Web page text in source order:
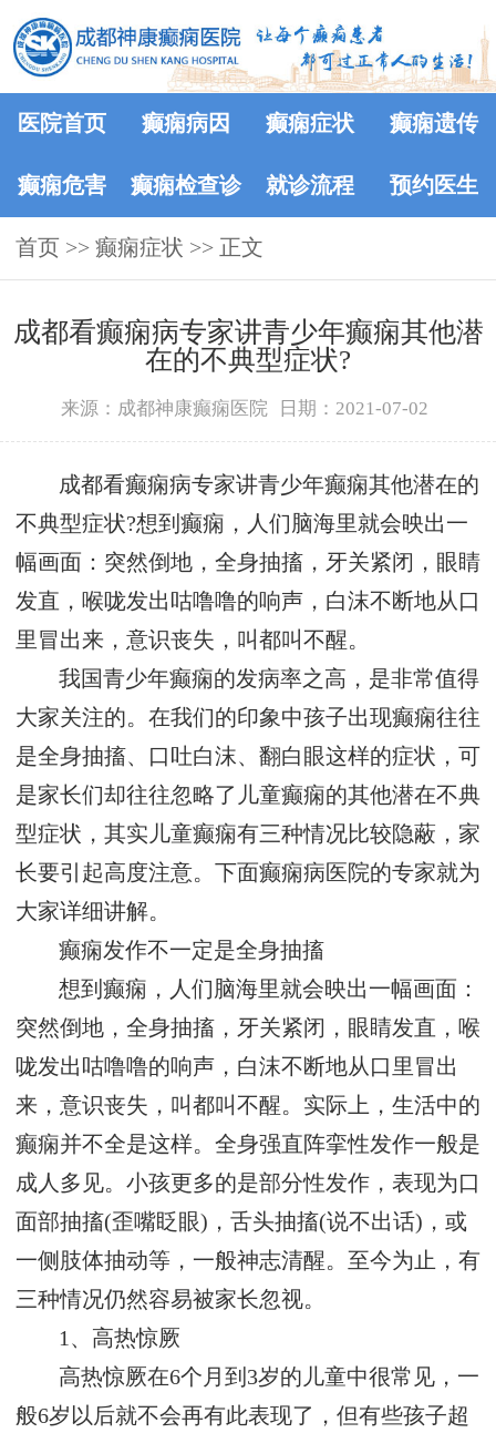
医院首页 癫痫病因 癫痫症状 癫痫遗传
癫痫危害 癫痫检查诊
断
就诊流程 预约医生
首页 >> 癫痫症状 >> 正文
成都看癫痫病专家讲青少年癫痫其他潜
在的不典型症状?
来源：成都神康癫痫医院 日期：2021-07-02
成都看癫痫病专家讲青少年癫痫其他潜在的
不典型症状?想到癫痫，人们脑海里就会映出一
幅画面：突然倒地，全身抽搐，牙关紧闭，眼睛
发直，喉咙发出咕噜噜的响声，白沫不断地从口
里冒出来，意识丧失，叫都叫不醒。
我国青少年癫痫的发病率之高，是非常值得
大家关注的。在我们的印象中孩子出现癫痫往往
是全身抽搐、口吐白沫、翻白眼这样的症状，可
是家长们却往往忽略了儿童癫痫的其他潜在不典
型症状，其实儿童癫痫有三种情况比较隐蔽，家
长要引起高度注意。下面癫痫病医院的专家就为
大家详细讲解。
癫痫发作不一定是全身抽搐
想到癫痫，人们脑海里就会映出一幅画面：
突然倒地，全身抽搐，牙关紧闭，眼睛发直，喉
咙发出咕噜噜的响声，白沫不断地从口里冒出
来，意识丧失，叫都叫不醒。实际上，生活中的
癫痫并不全是这样。全身强直阵挛性发作一般是
成人多见。小孩更多的是部分性发作，表现为口
面部抽搐(歪嘴眨眼)，舌头抽搐(说不出话)，或
一侧肢体抽动等，一般神志清醒。至今为止，有
三种情况仍然容易被家长忽视。
1、高热惊厥
高热惊厥在6个月到3岁的儿童中很常见，一
般6岁以后就不会再有此表现了，但有些孩子超